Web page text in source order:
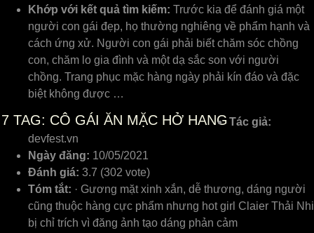
Khớp với kết quả tìm kiếm: Trước kia để đánh giá một
người con gái đẹp, họ thường nghiêng về phẩm hạnh và
cách ứng xử. Người con gái phải biết chăm sóc chồng
con, chăm lo gia đình và một dạ sắc son với người
chồng. Trang phục mặc hàng ngày phải kín đáo và đặc
biệt không được …
7 TAG: CÔ GÁI ĂN MẶC HỞ HANG Tác giả:
devfest.vn
Ngày đăng: 10/05/2021
Đánh giá: 3.7 (302 vote)
Tóm tắt: · Gương mặt xinh xắn, dễ thương, dáng người
cũng thuộc hàng cực phẩm nhưng hot girl Claier Thải Nhi
bị chỉ trích vì đăng ảnh tạo dáng phản cảm